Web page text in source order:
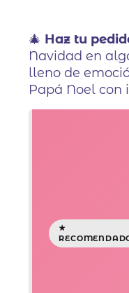
🎄 Haz tu
Navidad en
lleno de
Papá Noel con